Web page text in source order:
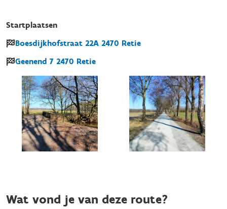
Startplaatsen
Boesdijkhofstraat 22A 2470 Retie
Geenend 7 2470 Retie
Wat vond je van deze route?